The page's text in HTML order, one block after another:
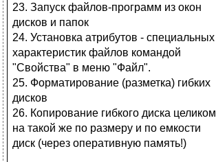
23. Запуск файлов-программ из окон
дисков и папок
24. Установка атрибутов - специальных
характеристик файлов командой
"Свойства" в меню "Файл".
25. Форматирование (разметка) гибких
дисков
26. Копирование гибкого диска целиком
на такой же по размеру и по емкости
диск (через оперативную память!)